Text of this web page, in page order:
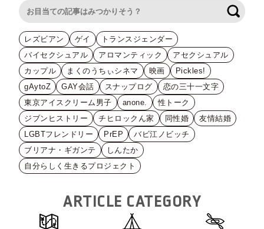
レズビアン ゲイ
トランスジェンダー
バイセクシュアル
アロマンティック
アセクシュアル
カップル
まくのうちぃシネマ 映画
Pickles!
gAytoZ
GAY会話 スナップログ
恋の三十一文字
東京アイスクリーム男子
anone.
性トーク
ジブンヒストリー
チヒロックん家 同性婚
友情結婚
LGBTフレンドリー
PrEP
バビ江ノビッチ
ブリアナ・ギガンテ
しんたか
自分らしく生きるプロジェクト
ARTICLE CATEGORY